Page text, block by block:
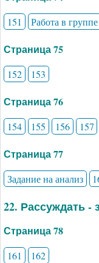
151 Работа в группе
Страница 75
152 153
Страница 76
154 155 156 157
Страница 77
Задание на анализ
22. Рассуждать -
Страница 78
161 162